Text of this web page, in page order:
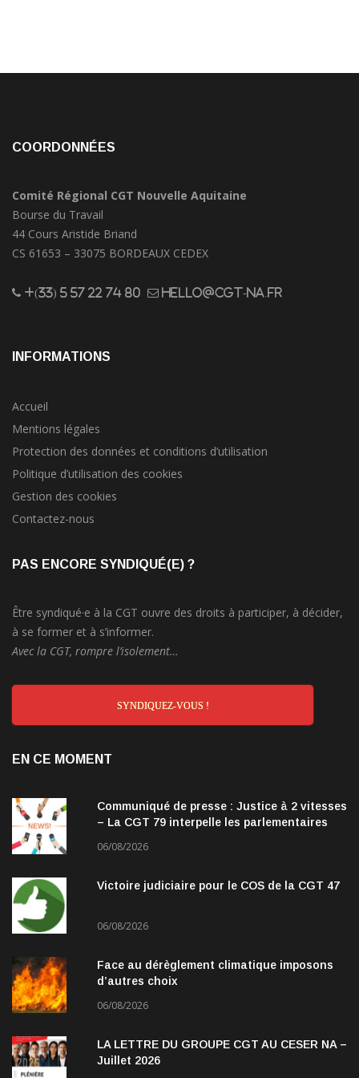
COORDONNÉES
Comité Régional CGT Nouvelle Aquitaine
Bourse du Travail
44 Cours Aristide Briand
CS 61653 – 33075 BORDEAUX CEDEX
+(33) 5 57 22 74 80 hello@cgt-na.fr
INFORMATIONS
Accueil
Mentions légales
Protection des données et conditions d’utilisation
Politique d’utilisation des cookies
Gestion des cookies
Contactez-nous
PAS ENCORE SYNDIQUÉ(E) ?
Être syndiqué·e à la CGT ouvre des droits à participer, à décider,
à se former et à s’informer.
Avec la CGT, rompre l’isolement…
SYNDIQUEZ-VOUS !
EN CE MOMENT
Communiqué de presse : Justice à 2 vitesses
– La CGT 79 interpelle les parlementaires
06/08/2026
Victoire judiciaire pour le COS de la CGT 47
06/08/2026
Face au dérèglement climatique imposons
d’autres choix
06/08/2026
LA LETTRE DU GROUPE CGT AU CESER NA –
Juillet 2026